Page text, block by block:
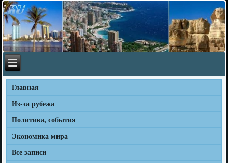
Главная
Из-за рубежа
Политика, события
Экономика мира
Все записи